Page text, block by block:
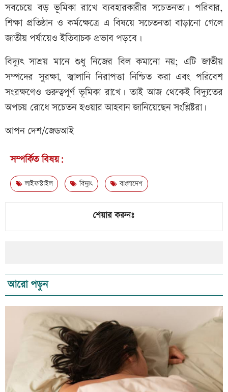
সবচেয়ে বড় ভূমিকা রাখে ব্যবহারকারীর সচেতনতা। পরিবার,
শিক্ষা প্রতিষ্ঠান ও কর্মক্ষেত্রে এ বিষয়ে সচেতনতা বাড়ানো গেলে
জাতীয় পর্যায়েও ইতিবাচক প্রভাব পড়বে।
বিদ্যুৎ সাশ্রয় মানে শুধু নিজের বিল কমানো নয়; এটি জাতীয়
সম্পদের সুরক্ষা, জ্বালানি নিরাপত্তা নিশ্চিত করা এবং পরিবেশ
সংরক্ষণেও গুরুত্বপূর্ণ ভূমিকা রাখে। তাই আজ থেকেই বিদ্যুতের
অপচয় রোধে সচেতন হওয়ার আহবান জানিয়েছেন সংশ্লিষ্টরা।
আপন দেশ/জেডআই
সম্পর্কিত বিষয়:
লাইফস্টাইল বিদ্যুৎ বাংলাদেশ
শেয়ার করুনঃ
আরো পড়ুন